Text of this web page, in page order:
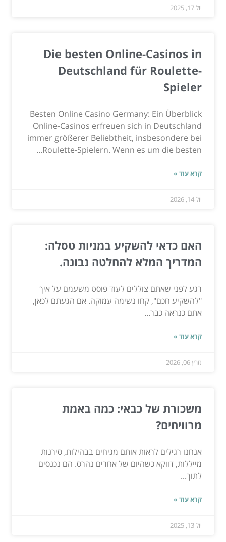
יול 17, 2025
Die besten Online-Casinos in
Deutschland für Roulette-
Spieler
Besten Online Casino Germany: Ein Überblick
Online-Casinos erfreuen sich in Deutschland
immer größerer Beliebtheit, insbesondere bei
Roulette-Spielern. Wenn es um die besten...
קרא עוד »
יול 14, 2026
האם כדאי להשקיע במניות טסלה:
המדריך המלא להחלטה נבונה.
רגע לפני שאתם צוללים לעוד פוסט משעמם על איך
"להשקיע חכם", קחו נשימה עמוקה. אם הגעתם לכאן,
אתם כנראה כבר...
קרא עוד »
מרץ 06, 2026
משכורת של כבאי: כמה באמת
מרוויחים?
אנחנו רגילים לראות אותם מגיחים בבהילות, סירנות
מייללות, דווקא כשהיום של אחרים נהרס. הם נכנסים
לתוך...
קרא עוד »
יול 13, 2025